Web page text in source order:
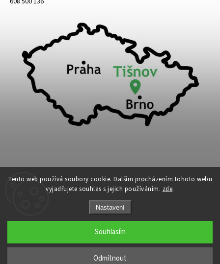
Tento web používá soubory cookie. Dalším procházením tohoto webu
vyjadřujete souhlas s jejich používáním. zde.
Nastavení
Odmítnout
Souhlasím
Cykloport. Všechna práva vyhrazena.
Upravit nastavení cookies